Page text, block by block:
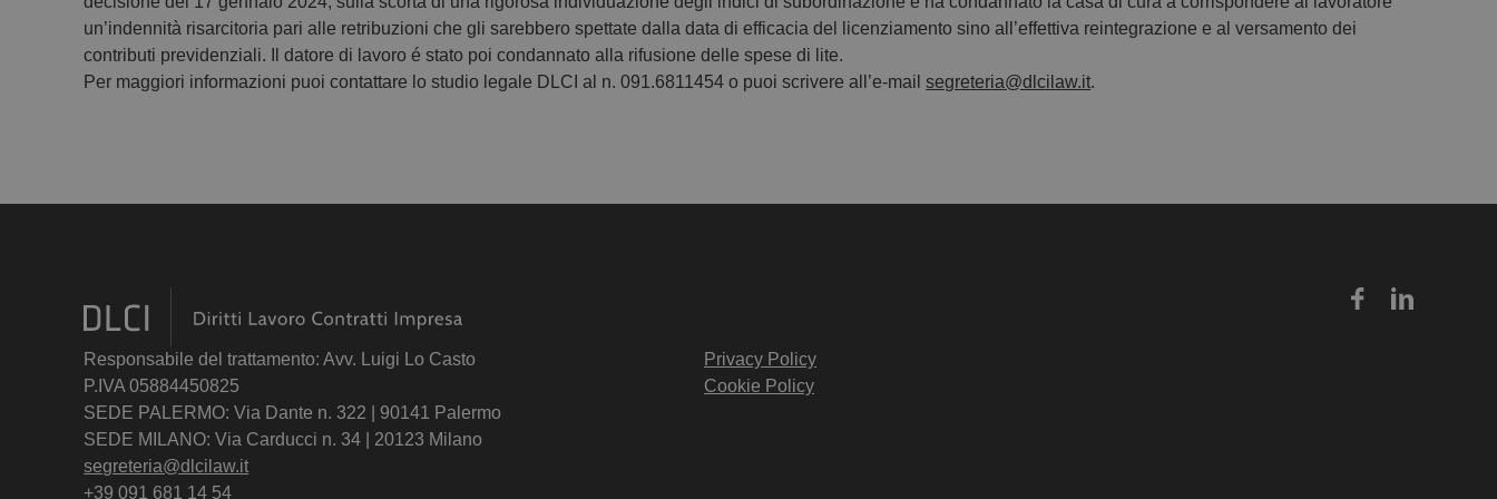
un’indennità risarcitoria pari alle retribuzioni che gli sarebbero spettate dalla data di efficacia del licenziamento sino all’effettiva reintegrazione e al versamento dei
contributi previdenziali. Il datore di lavoro é stato poi condannato alla rifusione delle spese di lite.
Per maggiori informazioni puoi contattare lo studio legale DLCI al n. 091.6811454 o puoi scrivere all’e-mailsegreteria@dlcilaw.it.
Responsabile del trattamento: Avv. Luigi Lo Casto
P.IVA 05884450825
SEDE PALERMO: Via Dante n. 322 | 90141 Palermo
SEDE MILANO: Via Carducci n. 34 | 20123 Milano
segreteria@dlcilaw.it
+39 091 681 14 54
Privacy Policy
Cookie Policy